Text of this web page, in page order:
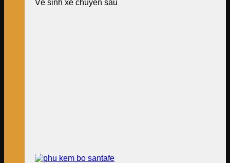
Vệ sinh xe chuyên sâu